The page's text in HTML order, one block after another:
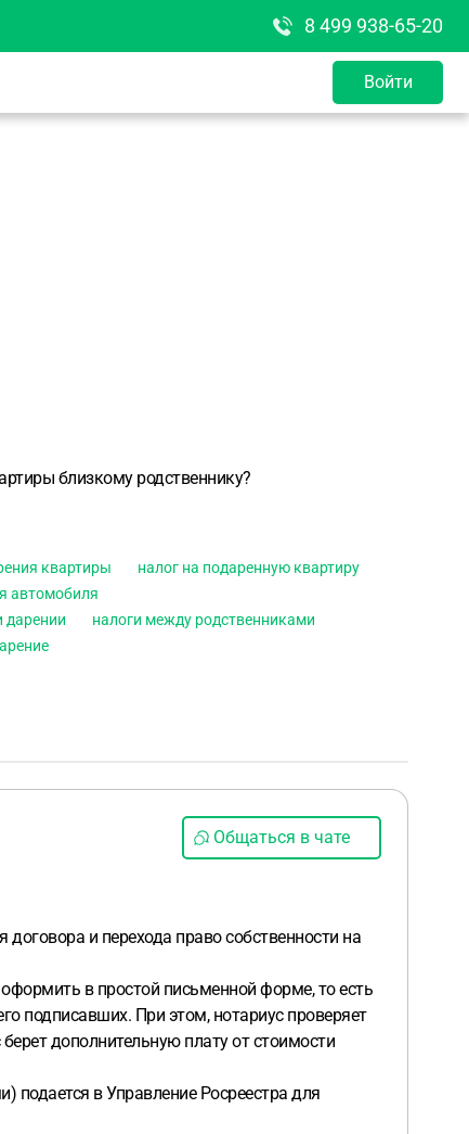
8 499 938-65-20
Войти
близкому родственнику?
квартиры
налог на подаренную квартиру
автомобиля
дарении
налоги между родственниками
Общаться в чате
и перехода право собственности на
в простой письменной форме, то есть
подписавших. При этом, нотариус проверяет
дополнительную плату от стоимости
в Управление Росреестра для